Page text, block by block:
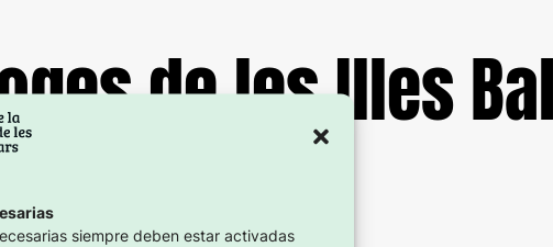
siempre deben estar activadas
de les Illes
13 May 2025